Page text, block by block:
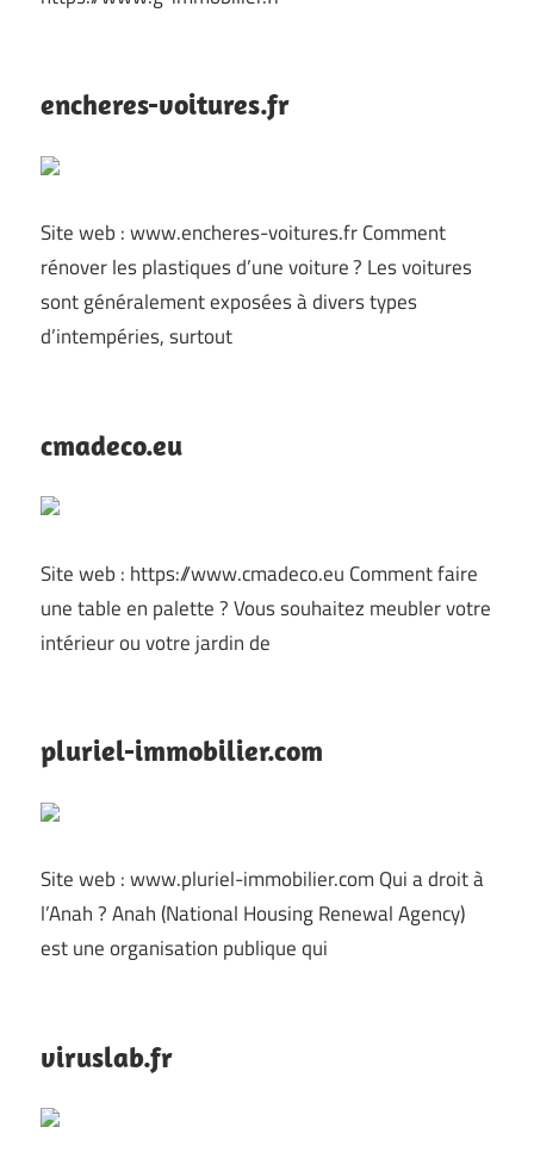
encheres-voitures.fr
Site web : www.encheres-voitures.fr Comment
rénover les plastiques d’une voiture ? Les voitures
sont généralement exposées à divers types
d’intempéries, surtout
cmadeco.eu
Site web : https://www.cmadeco.eu Comment faire
une table en palette ? Vous souhaitez meubler votre
intérieur ou votre jardin de
pluriel-immobilier.com
Site web : www.pluriel-immobilier.com Qui a droit à
l’Anah ? Anah (National Housing Renewal Agency)
est une organisation publique qui
viruslab.fr